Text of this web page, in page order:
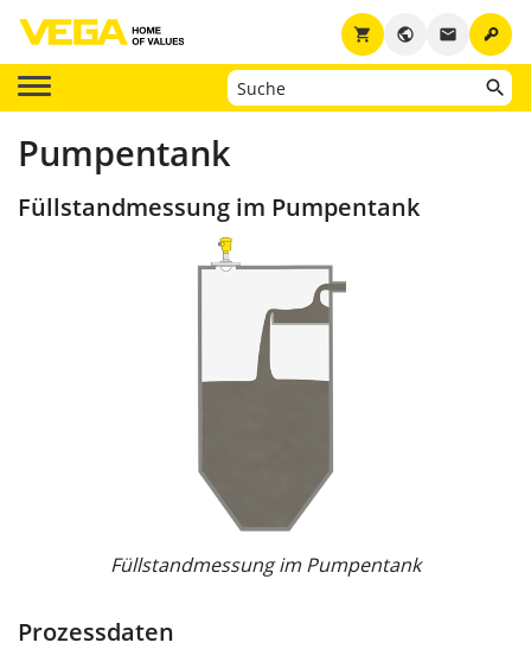
key
email
public
shopping_cart
Pumpentank
Füllstandmessung im Pumpentank
Füllstandmessung im Pumpentank
Prozessdaten